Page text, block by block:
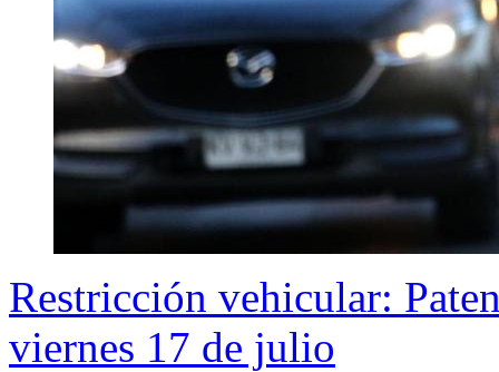
Restricción vehicular:
viernes 17 de julio